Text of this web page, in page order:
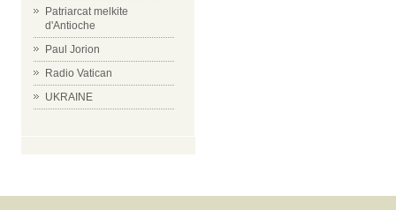
Patriarcat melkite
d'Antioche
Paul Jorion
Radio Vatican
UKRAINE